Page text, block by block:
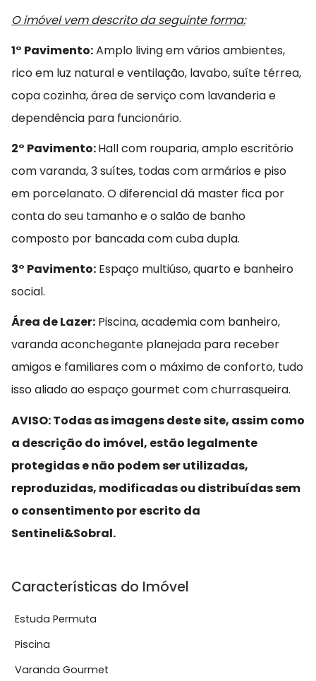
O imóvel vem descrito da seguinte forma:
1° Pavimento:Amplo living em vários ambientes,
rico em luz natural e ventilação, lavabo, suíte térrea,
copa cozinha, área de serviço com lavanderia e
dependência para funcionário.
2° Pavimento:Hall com rouparia, amplo escritório
com varanda, 3 suítes, todas com armários e piso
em porcelanato. O diferencial dá master fica por
conta do seu tamanho e o salão de banho
composto por bancada com cuba dupla.
3° Pavimento: Espaço multiúso, quarto e banheiro
social.
Área de Lazer: Piscina, academia com banheiro,
varanda aconchegante planejada para receber
amigos e familiares com o máximo de conforto, tudo
isso aliado ao espaço gourmet com churrasqueira.
AVISO: Todas as imagens deste site, assim como
a descrição do imóvel, estão legalmente
protegidas e não podem ser utilizadas,
reproduzidas, modificadas ou distribuídas sem
o consentimento por escrito da
Sentineli&Sobral.
Características do Imóvel
Estuda Permuta
Piscina
Varanda Gourmet